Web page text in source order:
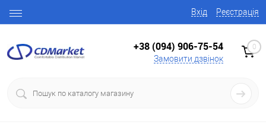
Вхід Реєстрація
+38 (094) 906-75-54
Замовити дзвінок
0